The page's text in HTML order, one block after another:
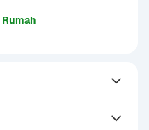
dibakar. Produk sudah